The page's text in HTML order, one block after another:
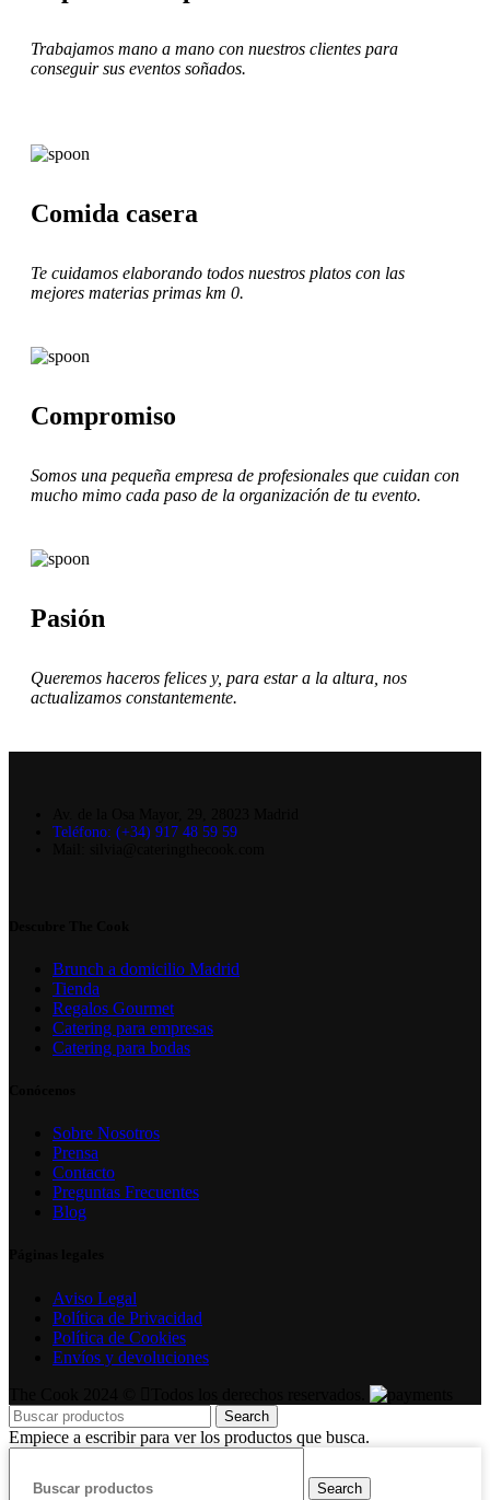
Trabajamos mano a mano con nuestros clientes para
conseguir sus eventos soñados.
Comida casera
Te cuidamos elaborando todos nuestros platos con las
mejores materias primas km 0.
Compromiso
Somos una pequeña empresa de profesionales que cuidan con
mucho mimo cada paso de la organización de tu evento.
Pasión
Queremos haceros felices y, para estar a la altura, nos
actualizamos constantemente.
Teléfono: (+34) 917 48 59 59
Brunch a domicilio Madrid
Tienda
Regalos Gourmet
Catering para empresas
Catering para bodas
Sobre Nosotros
Prensa
Contacto
Preguntas Frecuentes
Blog
Aviso Legal
Política de Privacidad
Política de Cookies
Envíos y devoluciones
Search
Empiece a escribir para ver los productos que busca.
Search